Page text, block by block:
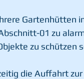
Gartenhütten
01 zu
zu schützen
die Auffahrt zur